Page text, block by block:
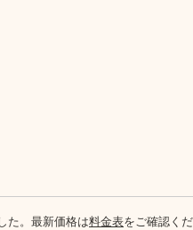
た。最新価格は料金表をご確認くだ